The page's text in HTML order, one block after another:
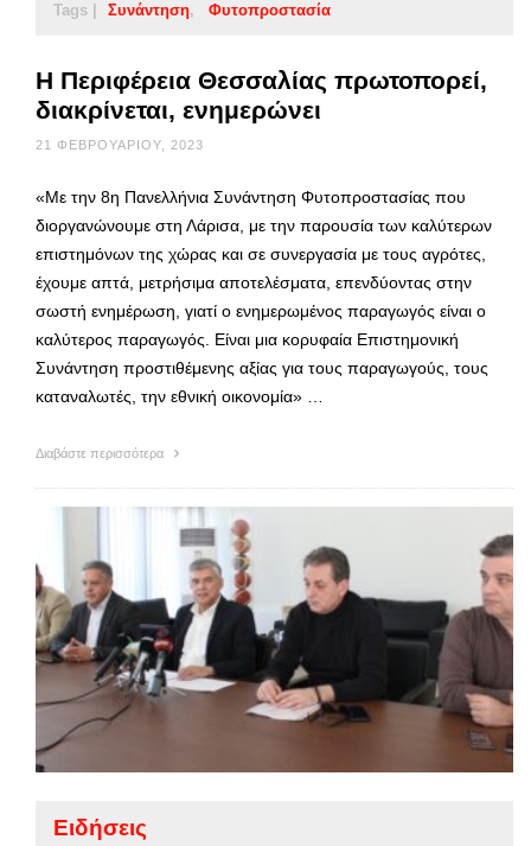
Tags | Συνάντηση Φυτοπροστασία
Η Περιφέρεια Θεσσαλίας πρωτοπορεί,
διακρίνεται, ενημερώνει
21 ΦΕΒΡΟΥΑΡΊΟΥ, 2023
«Με την 8η Πανελλήνια Συνάντηση Φυτοπροστασίας που
διοργανώνουμε στη Λάρισα, με την παρουσία των καλύτερων
επιστημόνων της χώρας και σε συνεργασία με τους αγρότες,
έχουμε απτά, μετρήσιμα αποτελέσματα, επενδύοντας στην
σωστή ενημέρωση, γιατί ο ενημερωμένος παραγωγός είναι ο
καλύτερος παραγωγός. Είναι μια κορυφαία Επιστημονική
Συνάντηση προστιθέμενης αξίας για τους παραγωγούς, τους
καταναλωτές, την εθνική οικονομία» …
Διαβάστε περισσότερα
Ειδήσεις